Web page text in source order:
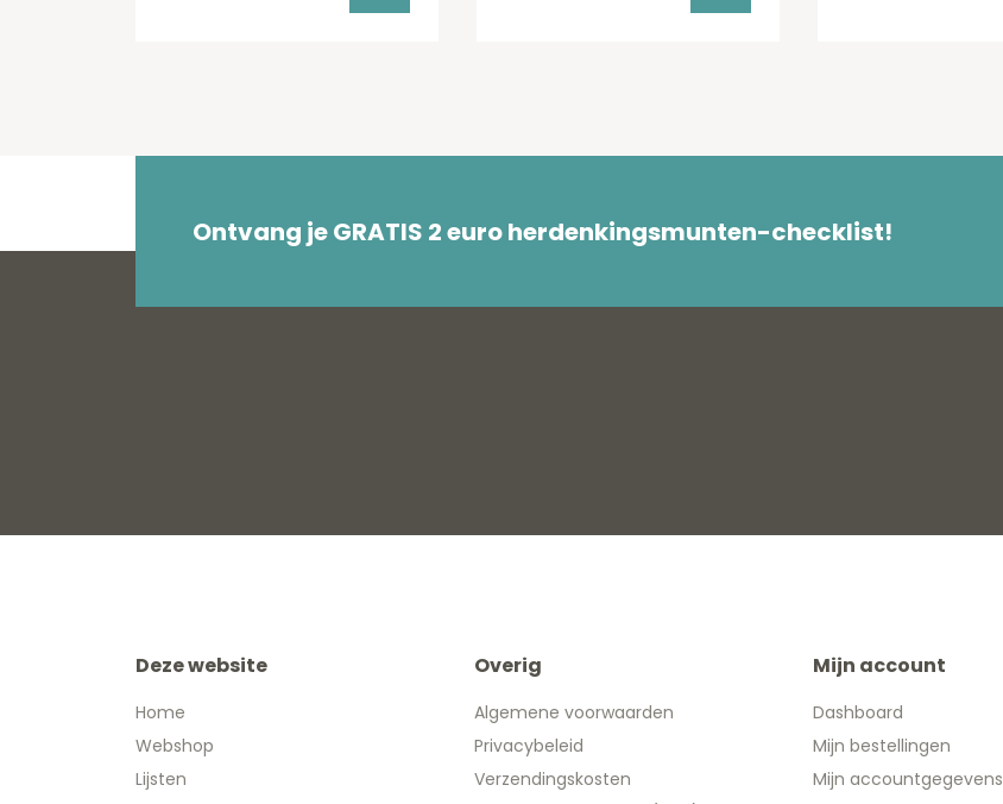
Ontvang je GRATIS 2 euro herdenkingsmunten-checklist!
Deze website
Home
Webshop
Lijsten
Overig
Algemene voorwaarden
Privacybeleid
Verzendingskosten
Mijn account
Dashboard
Mijn bestellingen
Mijn accountgegevens